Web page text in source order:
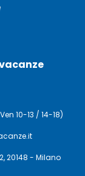
10-13 / 14-18)
, 20148 - Milano